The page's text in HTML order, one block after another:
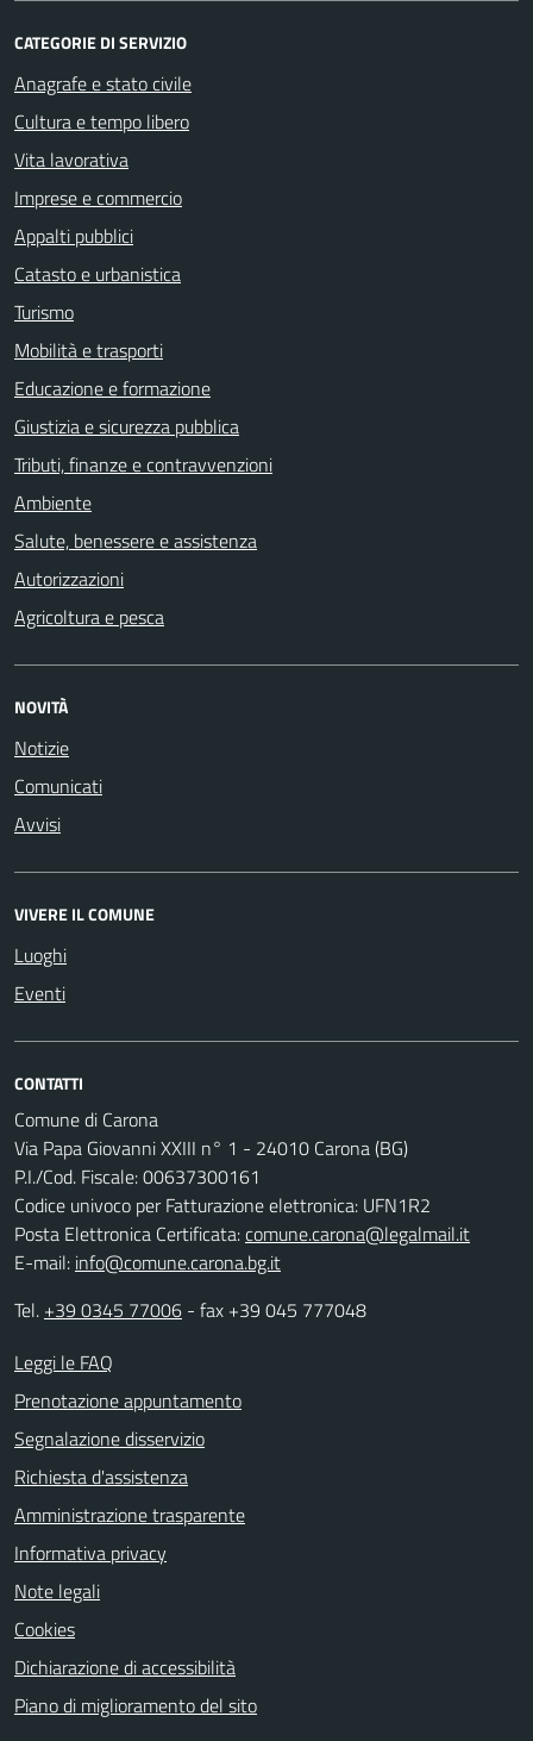
CATEGORIE DI SERVIZIO
Anagrafe e stato civile
Cultura e tempo libero
Vita lavorativa
Imprese e commercio
Appalti pubblici
Catasto e urbanistica
Turismo
Mobilità e trasporti
Educazione e formazione
Giustizia e sicurezza pubblica
Tributi, finanze e contravvenzioni
Ambiente
Salute, benessere e assistenza
Autorizzazioni
Agricoltura e pesca
NOVITÀ
Notizie
Comunicati
Avvisi
VIVERE IL COMUNE
Luoghi
Eventi
CONTATTI
Comune di Carona
Via Papa Giovanni XXIII n° 1 - 24010 Carona (BG)
P.I./Cod. Fiscale: 00637300161
Codice univoco per Fatturazione elettronica: UFN1R2
Posta Elettronica Certificata:comune.carona@legalmail.it
E-mail: info@comune.carona.bg.it
Tel. +39 0345 77006 - fax +39 045 777048
Leggi le FAQ
Prenotazione appuntamento
Segnalazione disservizio
Richiesta d'assistenza
Amministrazione trasparente
Informativa privacy
Note legali
Cookies
Dichiarazione di accessibilità
Piano di miglioramento del sito